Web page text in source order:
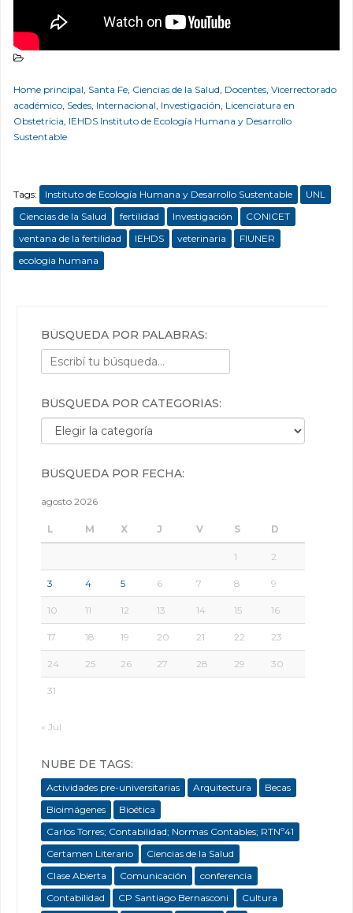
Home principal, Santa Fe, Ciencias de la Salud, Docentes, Vicerrectorado
académico, Sedes, Internacional, Investigación, Licenciatura en
Obstetricia, IEHDS Instituto de Ecología Humana y Desarrollo
Sustentable
Tags: Instituto de Ecología Humana y Desarrollo Sustentable
UNL
Ciencias de la Salud
fertilidad Investigación
CONICET
ventana de la fertilidad
IEHDS veterinaria
FIUNER
ecologia humana
BÚSQUEDA POR PALABRAS:
BÚSQUEDA POR CATEGORÍAS:
Búsqueda por categorías:
BÚSQUEDA POR FECHA:
agosto 2026
L M X J V S D
1 2
3 4 5 6 7 8 9
10 11 12 13 14 15 16
17 18 19 20 21 22 23
24 25 26 27 28 29 30
31
« Jul
NUBE DE TAGS:
Actividades pre-universitarias Arquitectura
Becas
Bioimágenes
Bioética
Carlos Torres; Contabilidad; Normas Contables; RTNº41
Certamen Literario
Ciencias de la Salud
Clase Abierta
Comunicación
conferencia
Contabilidad
CP Santiago Bernasconi
Cultura